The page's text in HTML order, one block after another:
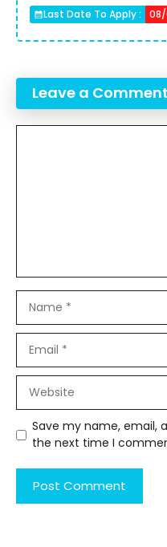
Last Date To Apply :
Leave a Comment
Save my name, email,
the next time I